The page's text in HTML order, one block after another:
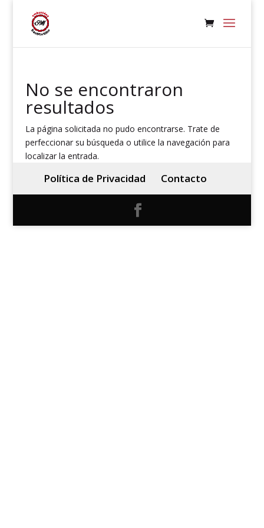
No se encontraron
resultados
La página solicitada no pudo encontrarse. Trate de
perfeccionar su búsqueda o utilice la navegación para
localizar la entrada.
Política de Privacidad Contacto